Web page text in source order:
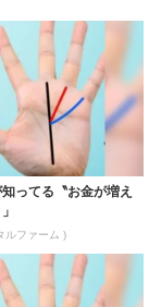
知ってる〝お金が増え
ルファーム )